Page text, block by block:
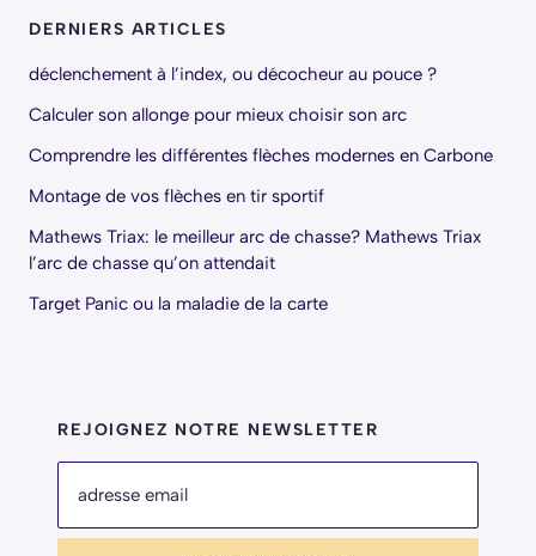
DERNIERS ARTICLES
déclenchement à l’index, ou décocheur au pouce ?
Calculer son allonge pour mieux choisir son arc
Comprendre les différentes flèches modernes en Carbone
Montage de vos flèches en tir sportif
Mathews Triax: le meilleur arc de chasse? Mathews Triax
l’arc de chasse qu’on attendait
Target Panic ou la maladie de la carte
REJOIGNEZ NOTRE NEWSLETTER
adresse email